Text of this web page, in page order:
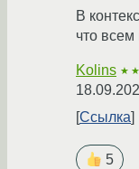
В
что
Kolins
Ссылка
5